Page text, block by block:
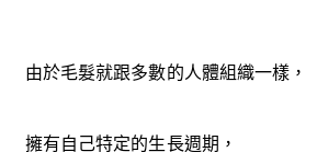
由於毛髮就跟多數的人體組織一樣，
擁有自己特定的生長週期，